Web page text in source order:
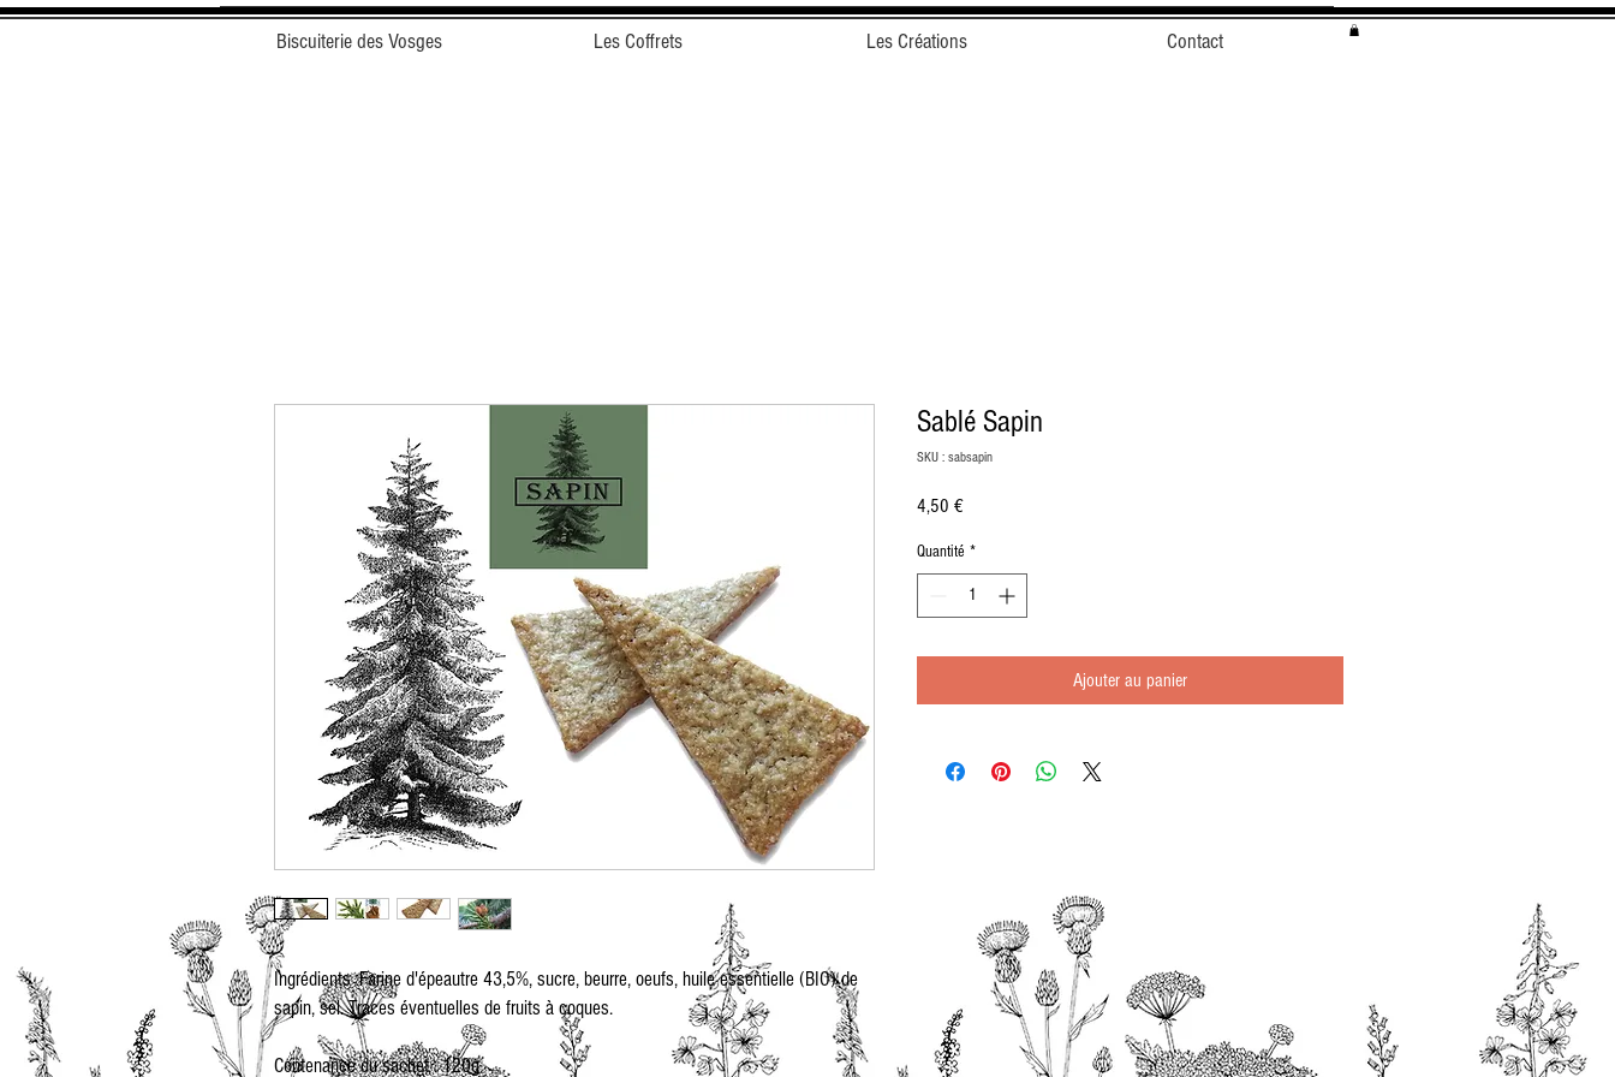
Biscuiterie des Vosges Les Coffrets Les Créations Contact
Ingrédients :Farine d'épeautre 43,5%, sucre, beurre, oeufs, huile essentielle (BIO) de
sapin, sel. Traces éventuelles de fruits à coques.
Contenance du sachet : 120g
Sablé Sapin
SKU : sabsapin
4,50 €Prix
Quantité *
Ajouter au panier